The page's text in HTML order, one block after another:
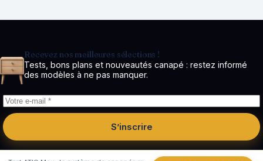
Recevez nos meilleures sélections !
Tests, bons plans et nouveautés canapé : restez informé
des modèles à ne pas manquer.
S’inscrire